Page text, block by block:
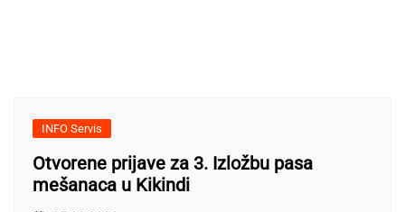
INFO Servis
Otvorene prijave za 3. Izložbu pasa
mešanaca u Kikindi